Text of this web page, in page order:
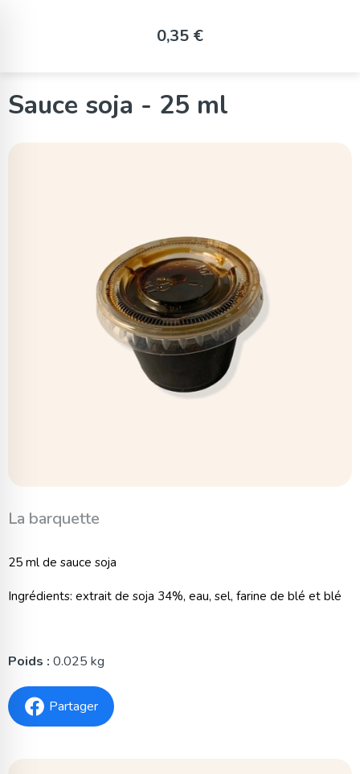
Sauce soja - 25 ml
La barquette
0,35 €
25 ml de sauce soja
Ingrédients: extrait de soja 34%, eau, sel, farine de blé et blé
Poids : 0.025 kg
Partager